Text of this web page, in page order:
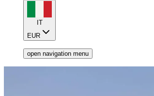
IT
EUR
open navigation menu